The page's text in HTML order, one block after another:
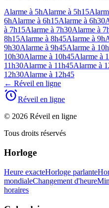
Alarme à 5hAlarme à 5h15
6hAlarme à 6h15Alarme à 6h30
à 7h15Alarme à 7h30Alarme à
8h15Alarme à 8h45Alarme à 9h
9h30Alarme à 9h45Alarme à 10h
10h30Alarme à 10h45Alarme à
11h30Alarme à 11h45Alarme à
12h30Alarme à 12h45
← Réveil en ligne
Réveil en ligne
© 2026 Réveil en ligne
Tous droits réservés
Horloge
Heure exacteHorloge parlante
mondialeChangement d'heure
horaires